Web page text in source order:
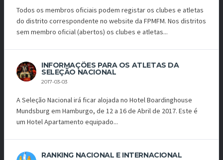
Todos os membros oficiais podem registar os clubes e atletas
do distrito correspondente no website da FPMFM. Nos distritos
sem membro oficial (abertos) os clubes e atletas...
INFORMAÇÕES PARA OS ATLETAS DA
SELEÇÃO NACIONAL
2017-03-03
A Seleção Nacional irá ficar alojada no Hotel Boardinghouse
Mundsburg em Hamburgo, de 12 a 16 de Abril de 2017. Este é
um Hotel Apartamento equipado...
RANKING NACIONAL E INTERNACIONAL